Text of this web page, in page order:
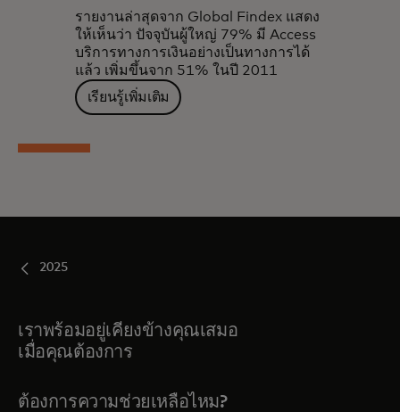
รายงานล่าสุดจาก Global Findex แสดง
ให้เห็นว่า ปัจจุบันผู้ใหญ่ 79% มี Access
บริการทางการเงินอย่างเป็นทางการได้
แล้ว เพิ่มขึ้นจาก 51% ในปี 2011
เรียนรู้เพิ่มเติม
2025
เราพร้อมอยู่เคียงข้างคุณเสมอ
เมื่อคุณต้องการ
ต้องการความช่วยเหลือไหม?